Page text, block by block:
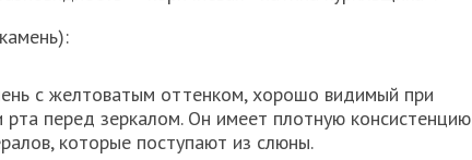
с желтоватым оттенком, хорошо видимый при
перед зеркалом. Он имеет плотную консистенцию
которые поступают из слюны.